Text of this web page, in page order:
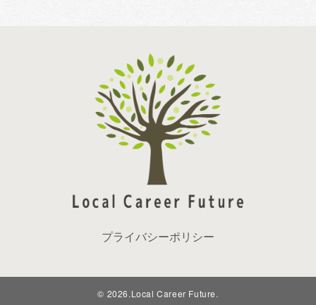
プライバシーポリシー
© 2026.Local Career Future.